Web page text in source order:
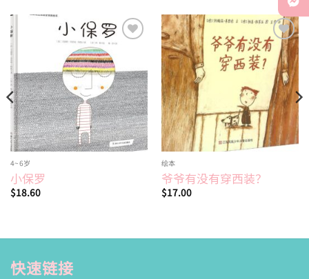
4~6岁
小保罗
$18.60
Add to
wishlist
绘本
爷爷有没有穿西装？
$17.00
快速链接